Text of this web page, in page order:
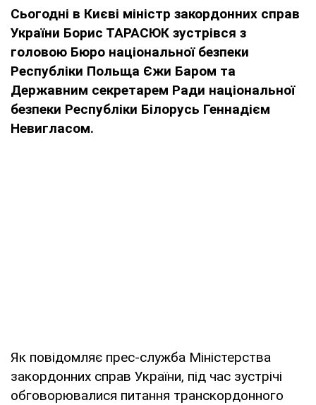
Сьогодні в Києві міністр закордонних справ
України Борис ТАРАСЮК зустрівся з
головою Бюро національної безпеки
Республіки Польща Єжи Баром та
Державним секретарем Ради національної
безпеки Республіки Білорусь Геннадієм
Невигласом.
Як повідомляє прес-служба Міністерства
закордонних справ України, під час зустрічі
обговорювалися питання транскордонного